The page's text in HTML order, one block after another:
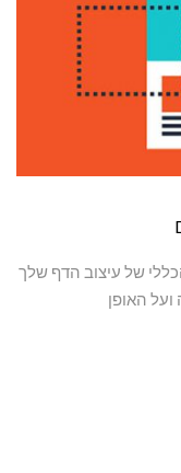
של עיצוב הדף שלך
האופן